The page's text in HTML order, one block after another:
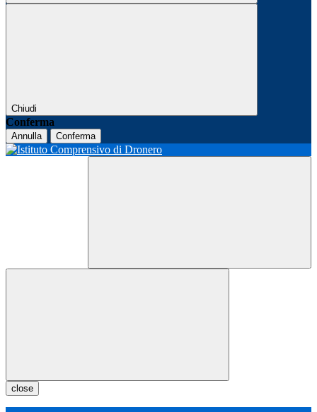
Chiudi
Conferma
Annulla Conferma
close